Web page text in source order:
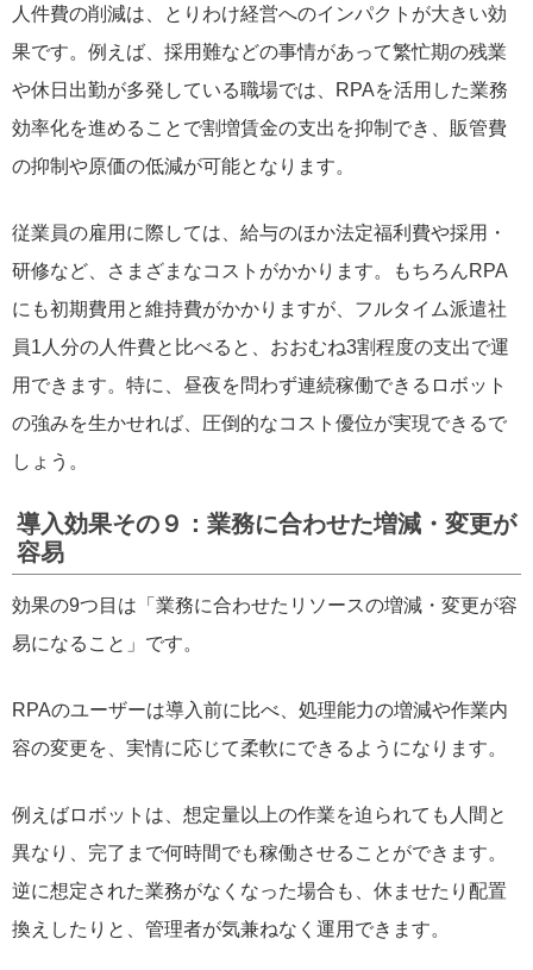
人件費の削減は、とりわけ経営へのインパクトが大きい効
果です。例えば、採用難などの事情があって繁忙期の残業
や休日出勤が多発している職場では、RPAを活用した業務
効率化を進めることで割増賃金の支出を抑制でき、販管費
の抑制や原価の低減が可能となります。
従業員の雇用に際しては、給与のほか法定福利費や採用・
研修など、さまざまなコストがかかります。もちろんRPA
にも初期費用と維持費がかかりますが、フルタイム派遣社
員1人分の人件費と比べると、おおむね3割程度の支出で運
用できます。特に、昼夜を問わず連続稼働できるロボット
の強みを生かせれば、圧倒的なコスト優位が実現できるで
しょう。
導入効果その９：業務に合わせた増減・変更が
容易
効果の9つ目は「業務に合わせたリソースの増減・変更が容
易になること」です。
RPAのユーザーは導入前に比べ、処理能力の増減や作業内
容の変更を、実情に応じて柔軟にできるようになります。
例えばロボットは、想定量以上の作業を迫られても人間と
異なり、完了まで何時間でも稼働させることができます。
逆に想定された業務がなくなった場合も、休ませたり配置
換えしたりと、管理者が気兼ねなく運用できます。